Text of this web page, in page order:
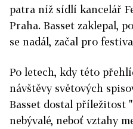
patra níž sídlí kancelář
Praha. Basset zaklepal,
se nadál, začal pro
Po letech, kdy této
návštěvy světových
Basset dostal příležitost
nebývalé, neboť vztahy